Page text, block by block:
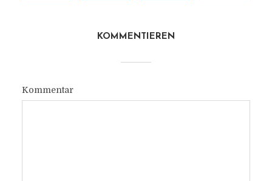
KOMMENTIEREN
Kommentar